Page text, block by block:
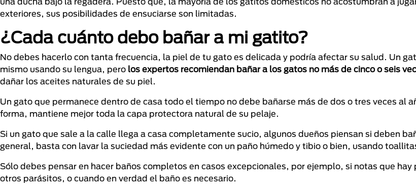
exteriores, sus posibilidades de ensuciarse son limitadas.
¿Cada cuánto debo bañar a mi gatito?
No debes hacerlo con tanta frecuencia, la piel de tu gato es delicada y podría afectar su salud. Un
mismo usando su lengua, pero los expertos recomiendan bañar a los gatos no más de cinco o seis
dañar los aceites naturales de su piel.
Un gato que permanece dentro de casa todo el tiempo no debe bañarse más de dos o tres veces al
forma, mantiene mejor toda la capa protectora natural de su pelaje.
Si un gato que sale a la calle llega a casa completamente sucio, algunos dueños piensan si deben
general, basta con lavar la suciedad más evidente con un paño húmedo y tibio o bien, usando
Sólo debes pensar en hacer baños completos en casos excepcionales, por ejemplo, si notas que hay
otros parásitos, o cuando en verdad el baño es necesario.